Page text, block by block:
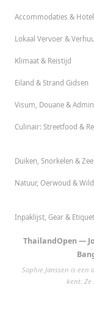
Accommodaties &
Lokaal Vervoer &
Klimaat & Reistijd
Eiland & Strand Gidsen
Visum, Douane &
Culinair: Streetfood &
Duiken, Snorkelen &
Natuur, Oerwoud &
Inpaklijst, Gear &
ThailandOpen —
Sophie Janssen is
kent. Ze